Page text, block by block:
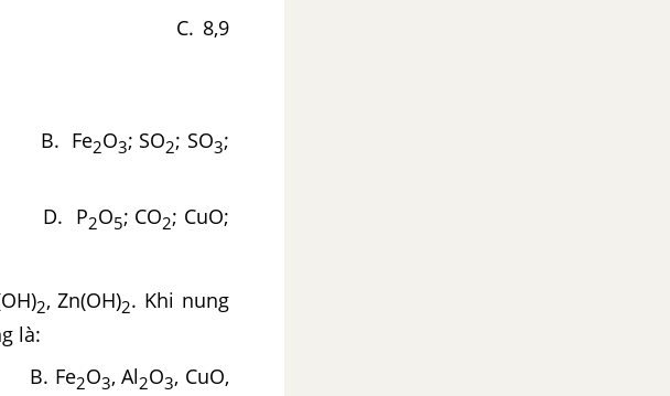
C. 8,9
2O3; SO2; SO3;
2O5; CO2; CuO;
2, Zn(OH)2. Khi nung
là:
Fe2O3, Al2O3, CuO,